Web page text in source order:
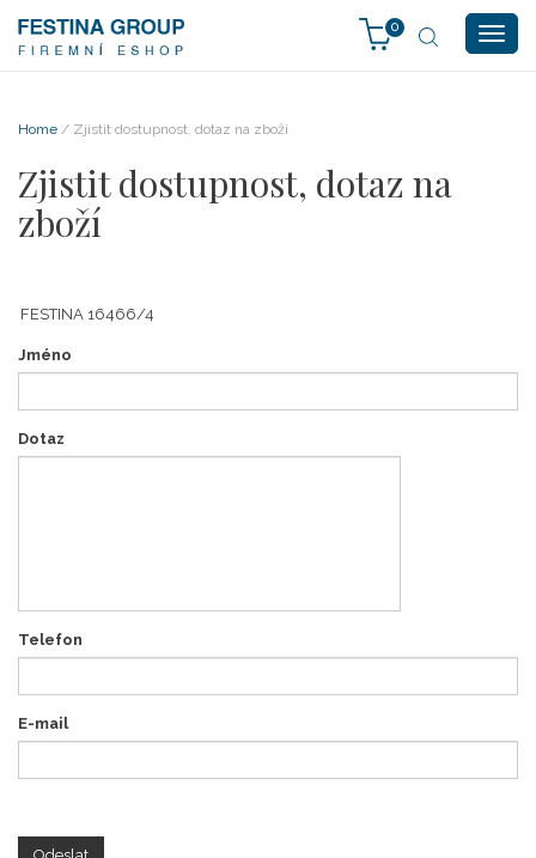
0
Home / Zjistit dostupnost, dotaz na zboží
Zjistit dostupnost, dotaz na
zboží
Jméno
Dotaz
Telefon
E-mail